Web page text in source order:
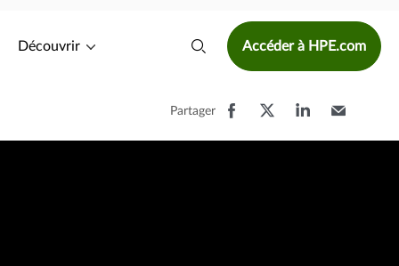
Découvrir Accéder à HPE.com
Partager